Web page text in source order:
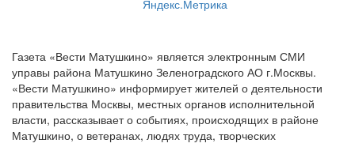
Газета «Вести Матушкино» является электронным СМИ
управы района Матушкино Зеленоградского АО г.Москвы.
«Вести Матушкино» информирует жителей о деятельности
правительства Москвы, местных органов исполнительной
власти, рассказывает о событиях, происходящих в районе
Матушкино, о ветеранах, людях труда, творческих